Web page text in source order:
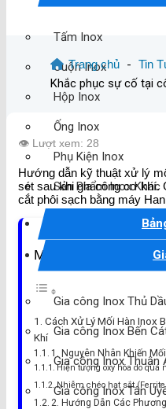
Tấm Inox
Cuộn Inox
Hộp Inox
Ống Inox
Phụ Kiện Inox
Sản Phẩm Inox Khác
Gia công Inox Thủ
Gia công Inox Bến
Gia công Inox Thuận
Gia công Inox Tân
Trang chủ - Tin
Khắc phục sự cố tại
👁️ Lượt xem: 28
Hướng dẫn kỹ thuật xử lý
sét sau khi gia công cơ khí.
cắt phôi sạch bằng máy
Mục lục
Cách Xử Lý Mối Hàn Inox
Khí
1. Nguyên Nhân Khiến
Hiện tượng oxy hóa do quá
Nhiễm chéo hạt sắt
2. Hướng Dẫn Các